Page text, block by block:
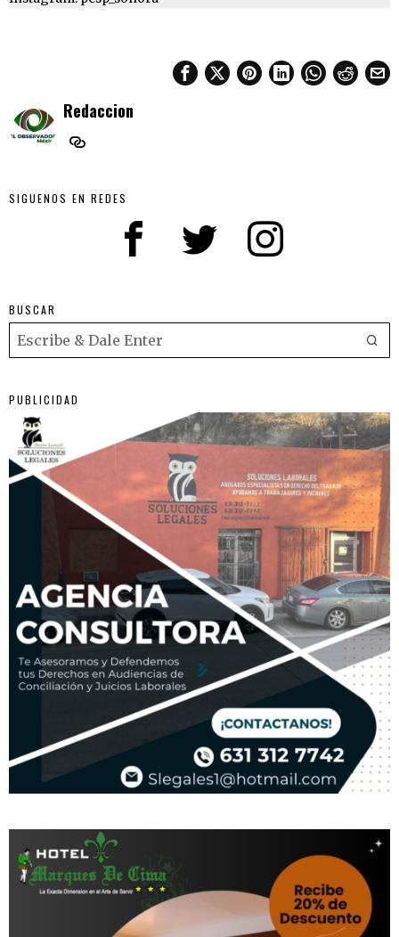
Redaccion
SIGUENOS EN REDES
BUSCAR
PUBLICIDAD